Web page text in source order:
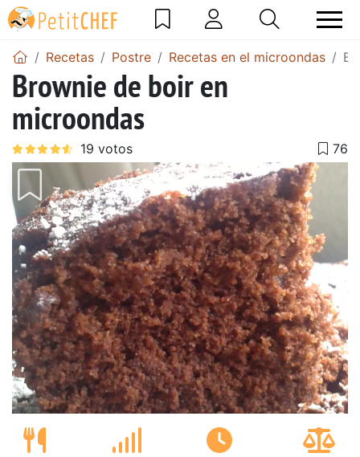
Recetas Postre Recetas en el microondas
Brownie de boir en
microondas